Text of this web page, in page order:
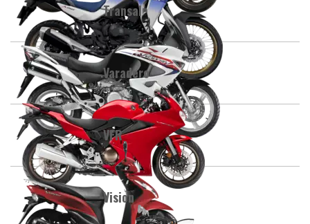
Transalp
Varadero
VFR
Vision